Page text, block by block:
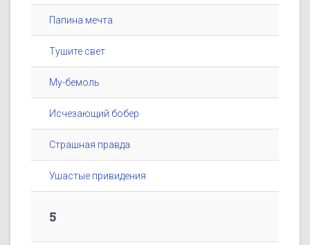
Папина мечта
Тушите свет
Му-бемоль
Исчезающий бобер
Страшная правда
Ушастые привидения
5